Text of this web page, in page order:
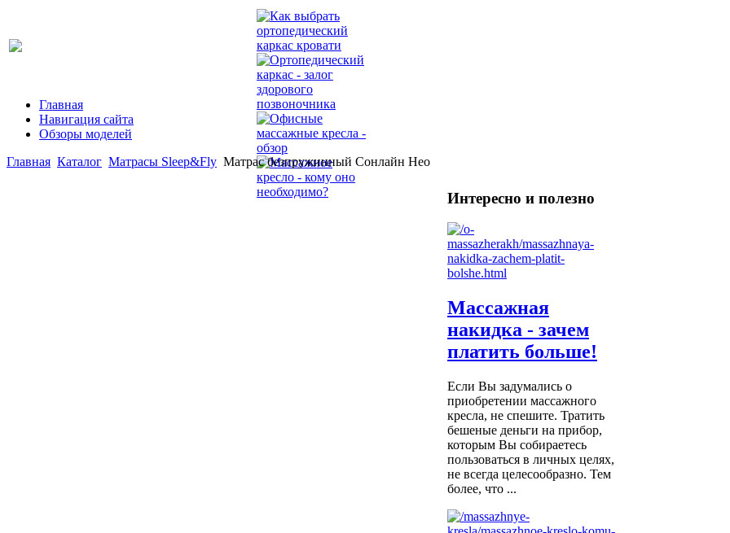
Главная
Навигация сайта
Обзоры моделей
Главная Каталог Матрасы Sleep&Fly Матрас безпружинный Сонлайн Нео
Интересно и полезно
Массажная
накидка - зачем
платить больше!
Если Вы задумались о
приобретении массажного
кресла, не спешите. Тратить
бешеные деньги на прибор,
которым Вы собираетесь
пользоваться в личных целях,
не всегда целесообразно. Тем
более, что ...